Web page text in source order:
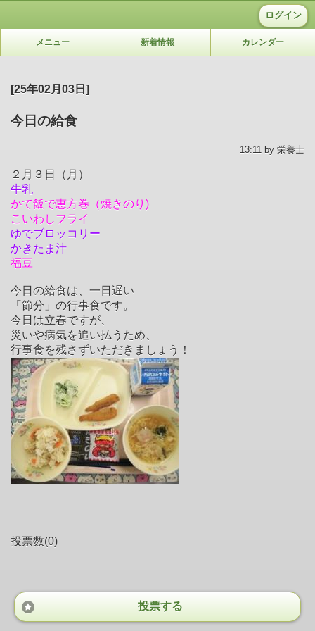
ログイン
メニュー 新着情報 カレンダー
[25年02月03日]
今日の給食
13:11 by 栄養士
２月３日（月）
牛乳
かて飯で恵方巻（焼きのり)
こいわしフライ
ゆでブロッコリー
かきたま汁
福豆
今日の給食は、一日遅い
「節分」の行事食です。
今日は立春ですが、
災いや病気を追い払うため、
行事食を残さずいただきましょう！
投票数(0)
投票する